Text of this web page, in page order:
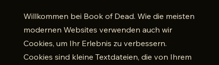
Willkommen bei Book of Dead. Wie die meisten
modernen Websites verwenden auch wir
Cookies, um Ihr Erlebnis zu verbessern.
Cookies sind kleine Textdateien, die von Ihrem